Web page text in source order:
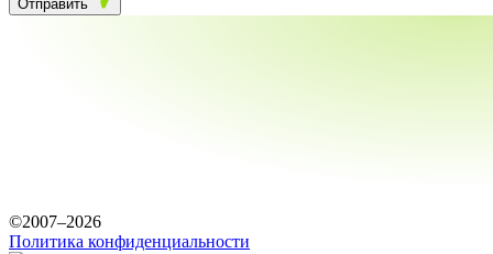
Отправить
©2007–2026
Политика конфиденциальности